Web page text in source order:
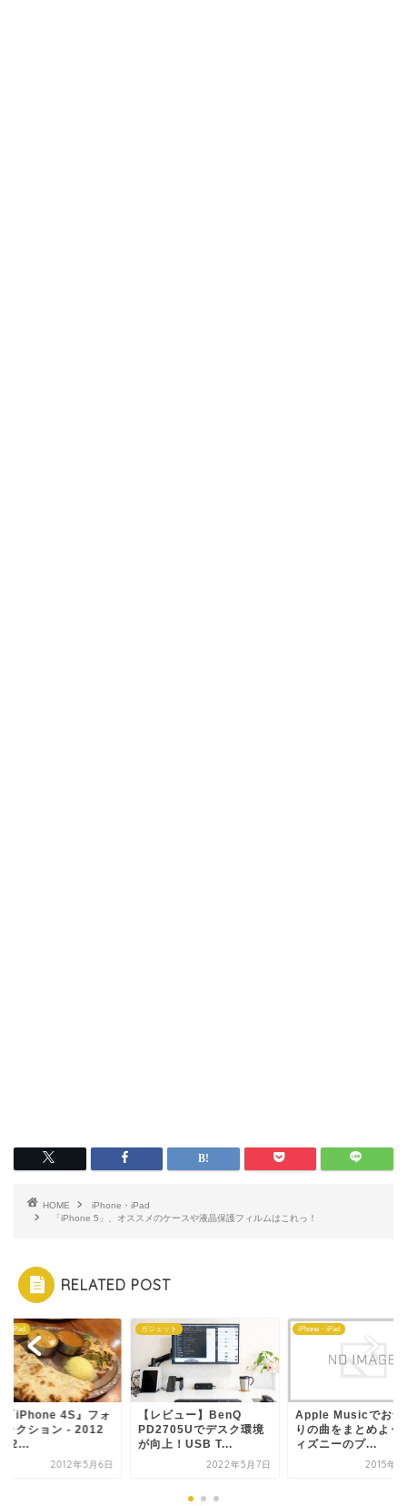
HOME
iPhone・iPad
「iPhone 5」、オススメのケースや液晶保護フィルムはこれっ！
RELATED POST
・iPad
『iPhone 4S』フォ
レクション - 2012
2...
2012年5月6日
ガジェット
【レビュー】BenQ
PD2705Uでデスク環境
が向上！USB T...
2022年5月7日
iPhone・iPad
Apple Musicでお気
りの曲をまとめよう
ィズニーのプ...
2015年7